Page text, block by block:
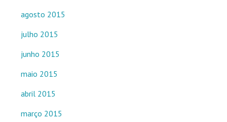
agosto 2015
julho 2015
junho 2015
maio 2015
abril 2015
março 2015